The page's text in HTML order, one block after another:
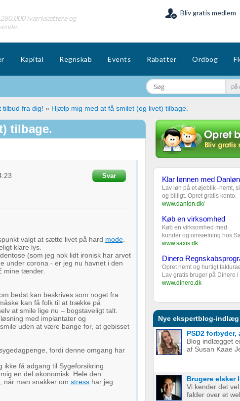
iværksættere og
Bliv gratis medlem
Kapital Regnskab Events Rabatter Ordbog
på
tilbud fra dig! » Hjælp mig med at få smilet (og livet) tilbage.
tilbage.
Svar
valgt at sætte livet på hard mode.
klare lys.
(som jeg nok lidt ironisk har arvet
under corona - er jeg nu havnet i den
mine tænder.
bedst kan beskrives som noget fra
kan få folk til at trække på
at smile lige nu – bogstaveligt talt.
med implantater og
uden at være bange for, at gebisset
fordi denne omgang har
ikke få adgang til Sygeforsikring
en del økonomisk. Hele den
når man snakker om stresshar jeg
Klar lønnen med Danløn
Lav løn på et øjeblik–nemt,
og billigt. Opret gratis konto.
www.danlon.dk/
Køb en virksomhed
Køb en virksomhed med
kunder og omsætning hos
www.saxis.dk
Dinero
Opret nemt og hurtigt
Lav gratis bruger på Dinero i
www.dinero.dk
Nye ekspertblog-indlæg
Blog indlægget
af Susan Kaae
arbejdet med
siden 2000 og
stillinger med
Chief Product
Officer/CPO,
Vi kender det
falder over et